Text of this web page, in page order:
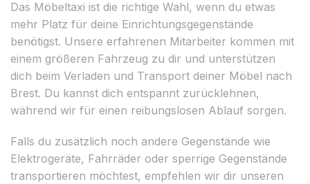
Das Möbeltaxi ist die richtige Wahl, wenn du etwas
mehr Platz für deine Einrichtungsgegenstände
benötigst. Unsere erfahrenen Mitarbeiter kommen mit
einem größeren Fahrzeug zu dir und unterstützen
dich beim Verladen und Transport deiner Möbel nach
Brest. Du kannst dich entspannt zurücklehnen,
während wir für einen reibungslosen Ablauf sorgen.
Falls du zusätzlich noch andere Gegenstände wie
Elektrogeräte, Fahrräder oder sperrige Gegenstände
transportieren möchtest, empfehlen wir dir unseren